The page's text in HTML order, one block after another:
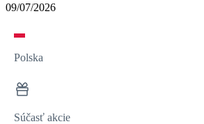
09/07/2026
Polska
Súčasť akcie